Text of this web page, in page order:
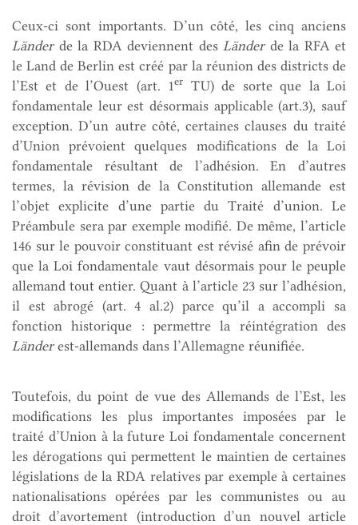
Ceux-ci sont importants. D’un côté, les cinq anciens
Länderde la RDA deviennent des Länderde la RFA et
le Land de Berlin est créé par la réunion des districts de
l’Est et de l’Ouest (art. 1er
TU) de sorte que la Loi
fondamentale leur est désormais applicable (art.3), sauf
exception. D’un autre côté, certaines clauses du traité
d’Union prévoient quelques modifications de la Loi
fondamentale résultant de l’adhésion. En d’autres
termes, la révision de la Constitution allemande est
l’objet explicite d’une partie du Traité d’union. Le
Préambule sera par exemple modifié. De même, l’article
146 sur le pouvoir constituant est révisé afin de prévoir
que la Loi fondamentale vaut désormais pour le peuple
allemand tout entier. Quant à l’article 23 sur l’adhésion,
il est abrogé (art. 4 al.2) parce qu’il a accompli sa
fonction historique : permettre la réintégration des
Länderest-allemands dans l’Allemagne réunifiée.
Toutefois, du point de vue des Allemands de l’Est, les
modifications les plus importantes imposées par le
traité d’Union à la future Loi fondamentale concernent
les dérogations qui permettent le maintien de certaines
législations de la RDA relatives par exemple à certaines
nationalisations opérées par les communistes ou au
droit d’avortement (introduction d’un nouvel article